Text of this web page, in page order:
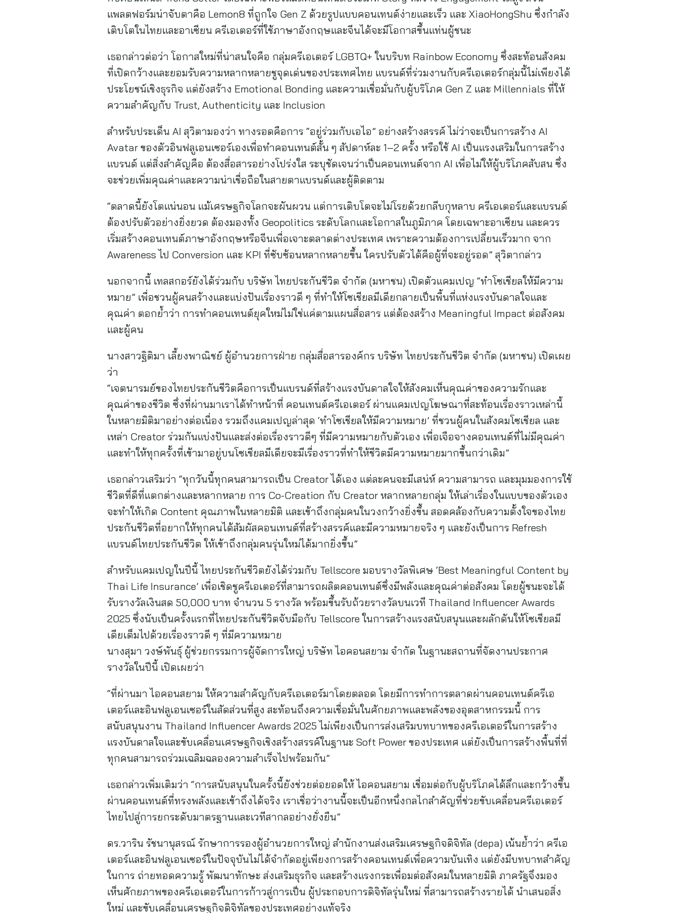
แพลตฟอร์มน่าจับตาคือ Lemon8 ที่ถูกใจ Gen Z ด้วยรูปแบบคอนเทนต์ง่ายและเร็ว และ XiaoHongShu ซึ่งกำลัง
เติบโตในไทยและอาเซียน ครีเอเตอร์ที่ใช้ภาษาอังกฤษและจีนได้จะมีโอกาสขึ้นแท่นผู้ชนะ
เธอกล่าวต่อว่า โอกาสใหม่ที่น่าสนใจคือ กลุ่มครีเอเตอร์ LGBTQ+ ในบริบท Rainbow Economy ซึ่งสะท้อนสังคม
ที่เปิดกว้างและยอมรับความหลากหลายชูจุดเด่นของประเทศไทย แบรนด์ที่ร่วมงานกับครีเอเตอร์กลุ่มนี้ไม่เพียงได้
ประโยชน์เชิงธุรกิจ แต่ยังสร้าง Emotional Bonding และความเชื่อมั่นกับผู้บริโภค Gen Z และ Millennials ที่ให้
ความสำคัญกับ Trust, Authenticity และ Inclusion
สำหรับประเด็น AI สุวิตามองว่า ทางรอดคือการ “อยู่ร่วมกับเอไอ” อย่างสร้างสรรค์ ไม่ว่าจะเป็นการสร้าง AI
Avatar ของตัวอินฟลูเอนเซอร์เองเพื่อทำคอนเทนต์สั้น ๆ สัปดาห์ละ 1–2 ครั้ง หรือใช้ AI เป็นแรงเสริมในการสร้าง
แบรนด์ แต่สิ่งสำคัญคือ ต้องสื่อสารอย่างโปร่งใส ระบุชัดเจนว่าเป็นคอนเทนต์จาก AI เพื่อไม่ให้ผู้บริโภคสับสน ซึ่ง
จะช่วยเพิ่มคุณค่าและความน่าเชื่อถือในสายตาแบรนด์และผู้ติดตาม
“ตลาดนี้ยังโตแน่นอน แม้เศรษฐกิจโลกจะผันผวน แต่การเติบโตจะไม่โรยด้วยกลีบกุหลาบ ครีเอเตอร์และแบรนด์
ต้องปรับตัวอย่างยิ่งยวด ต้องมองทั้ง Geopolitics ระดับโลกและโอกาสในภูมิภาค โดยเฉพาะอาเซียน และควร
เริ่มสร้างคอนเทนต์ภาษาอังกฤษหรือจีนเพื่อเจาะตลาดต่างประเทศ เพราะความต้องการเปลี่ยนเร็วมาก จาก
Awareness ไป Conversion และ KPI ที่ซับซ้อนหลากหลายขึ้น ใครปรับตัวได้คือผู้ที่จะอยู่รอด” สุวิตากล่าว
นอกจากนี้ เทลสกอร์ยังได้ร่วมกับ บริษัท ไทยประกันชีวิต จำกัด (มหาชน) เปิดตัวแคมเปญ “ทำโซเชียลให้มีความ
หมาย” เพื่อชวนผู้คนสร้างและแบ่งปันเรื่องราวดี ๆ ที่ทำให้โซเชียลมีเดียกลายเป็นพื้นที่แห่งแรงบันดาลใจและ
คุณค่า ตอกย้ำว่า การทำคอนเทนต์ยุคใหม่ไม่ใช่แค่ตามแผนสื่อสาร แต่ต้องสร้าง Meaningful Impact ต่อสังคม
และผู้คน
นางสาวฐิติมา เลี้ยงพาณิชย์ ผู้อำนวยการฝ่าย กลุ่มสื่อสารองค์กร บริษัท ไทยประกันชีวิต จำกัด (มหาชน) เปิดเผย
ว่า
“เจตนารมย์ของไทยประกันชีวิตคือการเป็นแบรนด์ที่สร้างแรงบันดาลใจให้สังคมเห็นคุณค่าของความรักและ
คุณค่าของชีวิต ซึ่งที่ผ่านมาเราได้ทำหน้าที่ คอนเทนต์ครีเอเตอร์ ผ่านแคมเปญโฆษณาที่สะท้อนเรื่องราวเหล่านี้
ในหลายมิติมาอย่างต่อเนื่อง รวมถึงแคมเปญล่าสุด ‘ทำโซเชียลให้มีความหมาย’ ที่ชวนผู้คนในสังคมโซเชียล และ
เหล่า Creator ร่วมกันแบ่งปันและส่งต่อเรื่องราวดีๆ ที่มีความหมายกับตัวเอง เพื่อเจือจางคอนเทนต์ที่ไม่มีคุณค่า
และทำให้ทุกครั้งที่เข้ามาอยู่บนโซเชียลมีเดียจะมีเรื่องราวที่ทำให้ชีวิตมีความหมายมากขึ้นกว่าเดิม”
เธอกล่าวเสริมว่า “ทุกวันนี้ทุกคนสามารถเป็น Creator ได้เอง แต่ละคนจะมีเสน่ห์ ความสามารถ และมุมมองการใช้
ชีวิตที่ดีที่แตกต่างและหลากหลาย การ Co-Creation กับ Creator หลากหลายกลุ่ม ให้เล่าเรื่องในแบบของตัวเอง
จะทำให้เกิด Content คุณภาพในหลายมิติ และเข้าถึงกลุ่มคนในวงกว้างยิ่งขึ้น สอดคล้องกับความตั้งใจของไทย
ประกันชีวิตที่อยากให้ทุกคนได้สัมผัสคอนเทนต์ที่สร้างสรรค์และมีความหมายจริง ๆ และยังเป็นการ Refresh
แบรนด์ไทยประกันชีวิต ให้เข้าถึงกลุ่มคนรุ่นใหม่ได้มากยิ่งขึ้น”
สำหรับแคมเปญในปีนี้ ไทยประกันชีวิตยังได้ร่วมกับ Tellscore มอบรางวัลพิเศษ ‘Best Meaningful Content by
Thai Life Insurance’ เพื่อเชิดชูครีเอเตอร์ที่สามารถผลิตคอนเทนต์ซึ่งมีพลังและคุณค่าต่อสังคม โดยผู้ชนะจะได้
รับรางวัลเงินสด 50,000 บาท จำนวน 5 รางวัล พร้อมขึ้นรับถ้วยรางวัลบนเวที Thailand Influencer Awards
2025 ซึ่งนับเป็นครั้งแรกที่ไทยประกันชีวิตจับมือกับ Tellscore ในการสร้างแรงสนับสนุนและผลักดันให้โซเชียลมี
เดียเต็มไปด้วยเรื่องราวดี ๆ ที่มีความหมาย
นางสุมา วงษ์พันธุ์ ผู้ช่วยกรรมการผู้จัดการใหญ่ บริษัท ไอคอนสยาม จำกัด ในฐานะสถานที่จัดงานประกาศ
รางวัลในปีนี้ เปิดเผยว่า
“ที่ผ่านมา ไอคอนสยาม ให้ความสำคัญกับครีเอเตอร์มาโดยตลอด โดยมีการทำการตลาดผ่านคอนเทนต์ครีเอ
เตอร์และอินฟลูเอนเซอร์ในสัดส่วนที่สูง สะท้อนถึงความเชื่อมั่นในศักยภาพและพลังของอุตสาหกรรมนี้ การ
สนับสนุนงาน Thailand Influencer Awards 2025 ไม่เพียงเป็นการส่งเสริมบทบาทของครีเอเตอร์ในการสร้าง
แรงบันดาลใจและขับเคลื่อนเศรษฐกิจเชิงสร้างสรรค์ในฐานะ Soft Power ของประเทศ แต่ยังเป็นการสร้างพื้นที่ที่
ทุกคนสามารถร่วมเฉลิมฉลองความสำเร็จไปพร้อมกัน”
เธอกล่าวเพิ่มเติมว่า “การสนับสนุนในครั้งนี้ยังช่วยต่อยอดให้ ไอคอนสยาม เชื่อมต่อกับผู้บริโภคได้ลึกและกว้างขึ้น
ผ่านคอนเทนต์ที่ทรงพลังและเข้าถึงได้จริง เราเชื่อว่างานนี้จะเป็นอีกหนึ่งกลไกสำคัญที่ช่วยขับเคลื่อนครีเอเตอร์
ไทยไปสู่การยกระดับมาตรฐานและเวทีสากลอย่างยั่งยืน”
ดร.วาริน รัชนานุสรณ์ รักษาการรองผู้อำนวยการใหญ่ สำนักงานส่งเสริมเศรษฐกิจดิจิทัล (depa) เน้นย้ำว่า ครีเอ
เตอร์และอินฟลูเอนเซอร์ในปัจจุบันไม่ได้จำกัดอยู่เพียงการสร้างคอนเทนต์เพื่อความบันเทิง แต่ยังมีบทบาทสำคัญ
ในการ ถ่ายทอดความรู้ พัฒนาทักษะ ส่งเสริมธุรกิจ และสร้างแรงกระเพื่อมต่อสังคมในหลายมิติ ภาครัฐจึงมอง
เห็นศักยภาพของครีเอเตอร์ในการก้าวสู่การเป็น ผู้ประกอบการดิจิทัลรุ่นใหม่ ที่สามารถสร้างรายได้ นำเสนอสิ่ง
ใหม่ และขับเคลื่อนเศรษฐกิจดิจิทัลของประเทศอย่างแท้จริง